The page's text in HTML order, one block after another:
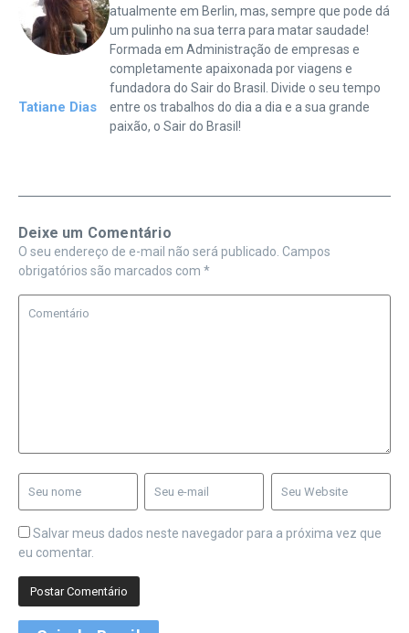
Tatiane Dias
atualmente em Berlin, mas, sempre que pode dá
um pulinho na sua terra para matar saudade!
Formada em Administração de empresas e
completamente apaixonada por viagens e
fundadora do Sair do Brasil. Divide o seu tempo
entre os trabalhos do dia a dia e a sua grande
paixão, o Sair do Brasil!
Deixe um Comentário
O seu endereço de e-mail não será publicado. Campos
obrigatórios são marcados com *
Salvar meus dados neste navegador para a próxima vez que
eu comentar.